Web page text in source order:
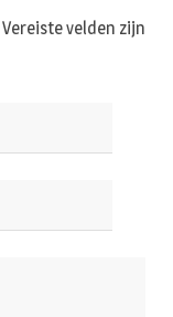
Vereiste velden zijn